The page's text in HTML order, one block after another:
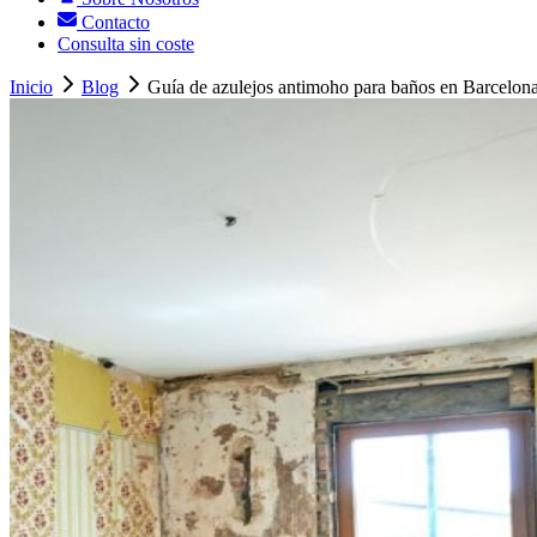
Contacto
Consulta sin coste
Inicio Blog Guía de azulejos antimoho para baños en